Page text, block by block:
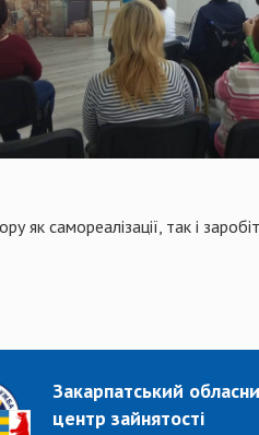
як самореалізації, так і
Закарпатський
центр зайнятості